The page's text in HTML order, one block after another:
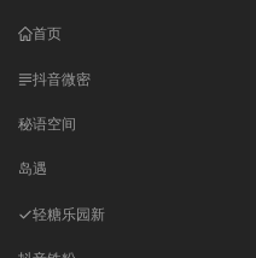
首页
抖音微密
秘语空间
岛遇
轻糖乐园新